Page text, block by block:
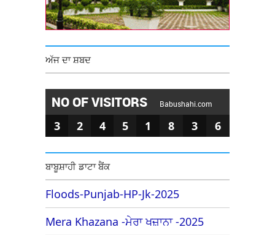
ਅੱਜ ਦਾ ਸ਼ਬਦ
NO OF VISITORS Babushahi.com
3 2 4 5 1 8 3 6
ਬਾਬੂਸ਼ਾਹੀ ਡਾਟਾ ਬੈਂਕ
Floods-Punjab-HP-Jk-2025
Mera Khazana -ਮੇਰਾ ਖਜ਼ਾਨਾ -2025